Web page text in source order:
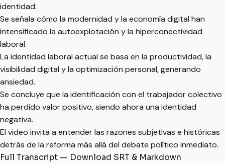
identidad.
Se señala cómo la modernidad y la economía digital han
intensificado la autoexplotación y la hiperconectividad
laboral.
La identidad laboral actual se basa en la productividad, la
visibilidad digital y la optimización personal, generando
ansiedad.
Se concluye que la identificación con el trabajador colectivo
ha perdido valor positivo, siendo ahora una identidad
negativa.
El video invita a entender las razones subjetivas e históricas
detrás de la reforma más allá del debate político inmediato.
Full Transcript — Download SRT & Markdown